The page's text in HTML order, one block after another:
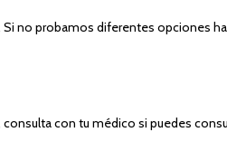
no probamos diferentes opciones
con tu médico si puedes